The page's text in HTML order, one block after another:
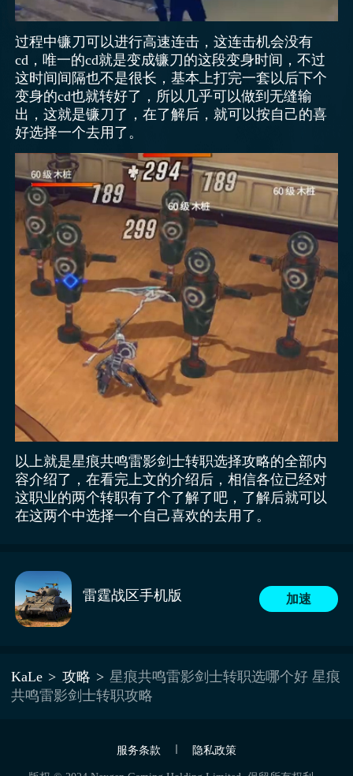
过程中镰刀可以进行高速连击，这连击机会没有
cd，唯一的cd就是变成镰刀的这段变身时间，不过
这时间间隔也不是很长，基本上打完一套以后下个
变身的cd也就转好了，所以几乎可以做到无缝输
出，这就是镰刀了，在了解后，就可以按自己的喜
好选择一个去用了。
以上就是星痕共鸣雷影剑士转职选择攻略的全部内
容介绍了，在看完上文的介绍后，相信各位已经对
这职业的两个转职有了个了解了吧，了解后就可以
在这两个中选择一个自己喜欢的去用了。
雷霆战区手机版 加速
KaLe 攻略
星痕共鸣雷影剑士转职选哪个好 星痕
共鸣雷影剑士转职攻略
服务条款 隐私政策